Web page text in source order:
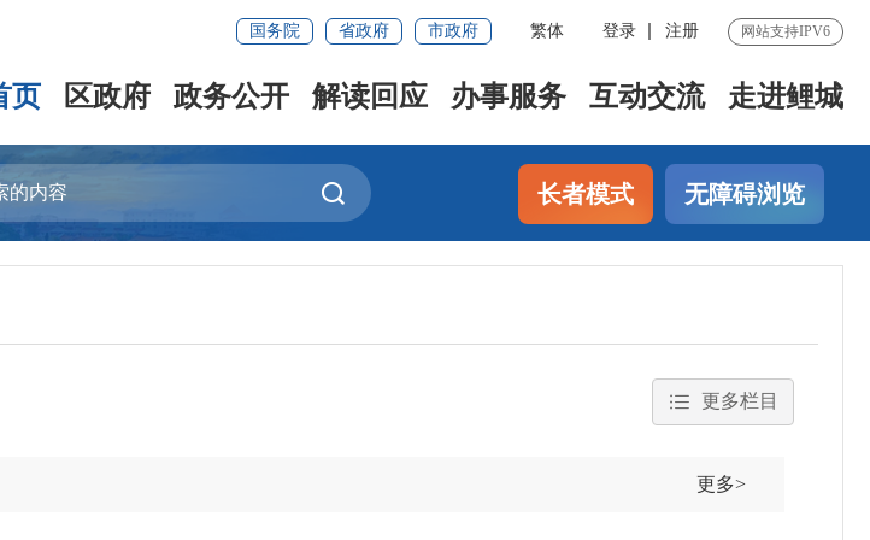
国务院 省政府 市政府 繁体 登录 注册 网站支持IPV6
页 区政府 政务公开 解读回应 办事服务 互动交流 走进鲤城
长者模式 无障碍浏览
更多栏目
更多>